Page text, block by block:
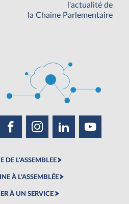
l'actualité de
la Chaine Parlementaire
DE L'ASSEMBLEE
À L'ASSEMBLÉE
À UN SERVICE